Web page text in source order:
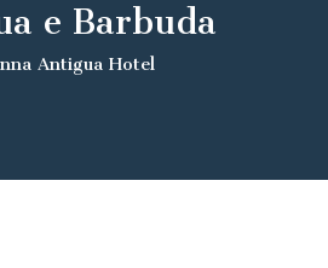
e Barbuda
Antigua Hotel